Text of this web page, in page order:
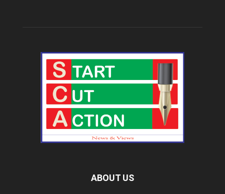
ABOUT US